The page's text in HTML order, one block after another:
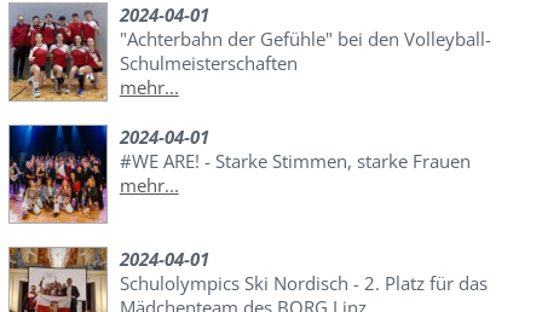
2024-04-01
"Achterbahn der Gefühle" bei den Volleyball-
Schulmeisterschaften
mehr...
2024-04-01
#WE ARE! - Starke Stimmen, starke Frauen
mehr...
2024-04-01
Schulolympics Ski Nordisch - 2. Platz für das
Mädchenteam des BORG Linz